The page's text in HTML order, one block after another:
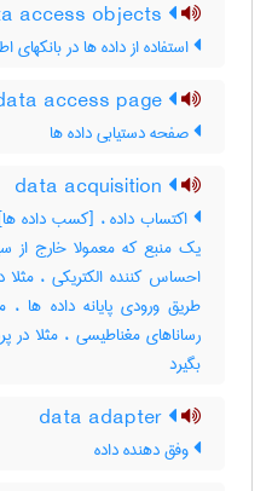
استفاده از داده ها در بانکهای
صفحه دستیابی داده ها
اکتساب داده ، [کسب داده
یک منبع که معمولا خارج
احساس کننده الکتریکی ، مثلا
طریق ورودی پایانه داده ها
رساناهای مغناطیسی ، مثلا در
بگیرد
وفق دهنده داده